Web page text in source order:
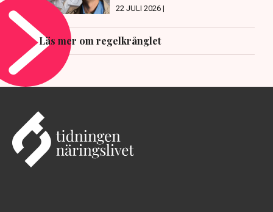
22 JULI 2026 |
Läs mer om regelkrånglet